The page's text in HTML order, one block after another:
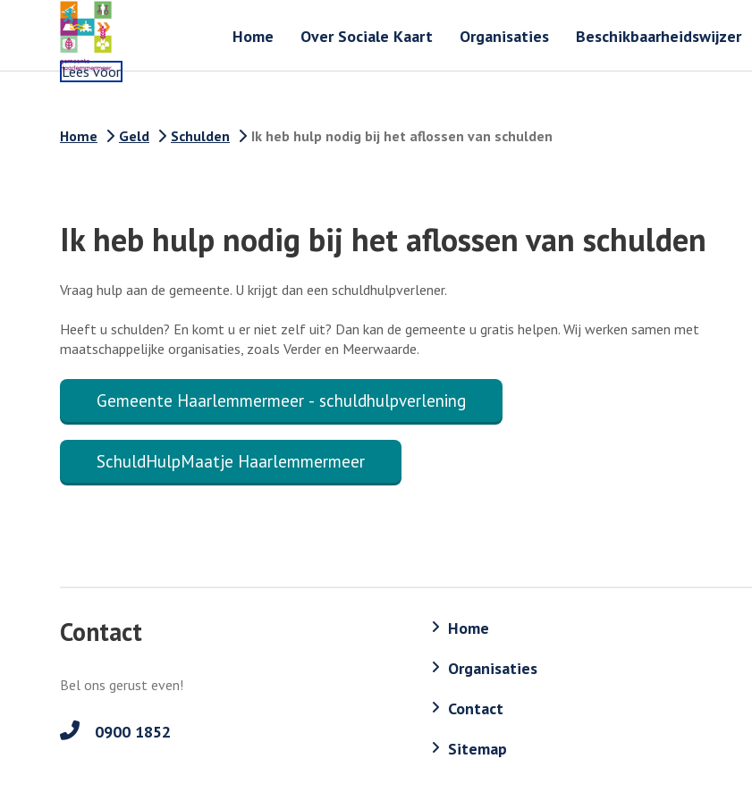
Home Over Sociale Kaart Organisaties Beschikbaarheidswijzer
Lees voor
Home Geld Schulden Ik heb hulp nodig bij het aflossen van schulden
Ik heb hulp nodig bij het aflossen van schulden
Vraag hulp aan de gemeente. U krijgt dan een schuldhulpverlener.
Heeft u schulden? En komt u er niet zelf uit? Dan kan de gemeente u gratis helpen. Wij werken samen met
maatschappelijke organisaties, zoals Verder en Meerwaarde.
Gemeente Haarlemmermeer - schuldhulpverlening
SchuldHulpMaatje Haarlemmermeer
Contact
Bel ons gerust even!
0900 1852
Home
Organisaties
Contact
Sitemap